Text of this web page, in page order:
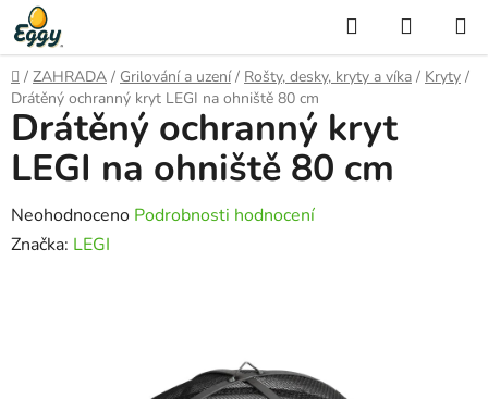
Přejít
na
obsah
Hledat
KOŠÍK
Domů
/ ZAHRADA / Grilování a uzení / Rošty, desky, kryty a víka / Kryty /
Drátěný ochranný kryt LEGI na ohniště 80 cm
Drátěný ochranný kryt
LEGI na ohniště 80 cm
Průměrné
hodnocení
Neohodnoceno Podrobnosti hodnocení
Značka: LEGI